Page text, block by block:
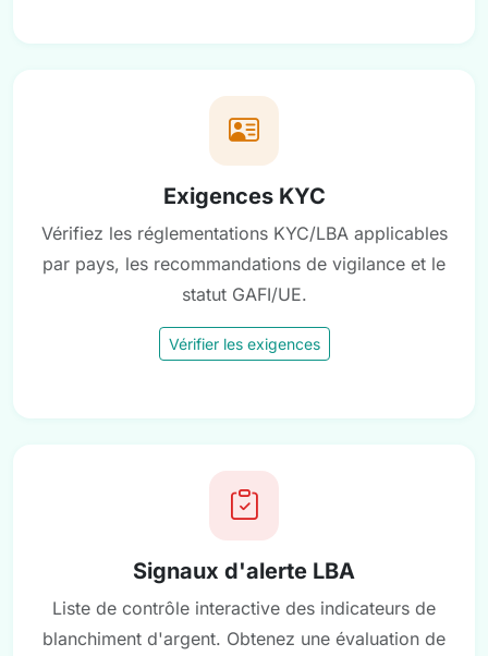
Exigences KYC
Vérifiez les réglementations KYC/LBA applicables
par pays, les recommandations de vigilance et le
statut GAFI/UE.
Vérifier les exigences
Signaux d'alerte LBA
Liste de contrôle interactive des indicateurs de
blanchiment d'argent. Obtenez une évaluation de